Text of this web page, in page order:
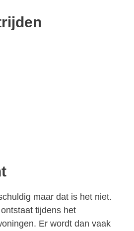
maar dat is het niet.
tijdens het
Er wordt dan vaak